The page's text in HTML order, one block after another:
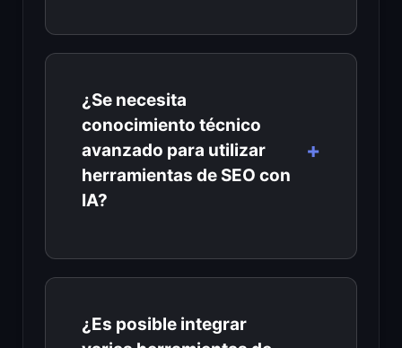
¿Se necesita
conocimiento técnico
avanzado para utilizar
herramientas de SEO con
IA?
¿Es posible integrar